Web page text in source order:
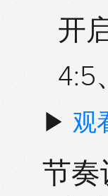
开
4:5
▶ 观
节奏